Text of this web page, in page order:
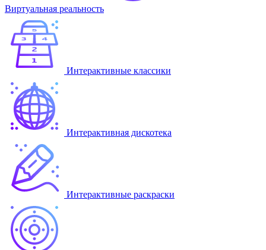
Виртуальная реальность
Интерактивные классики
Интерактивная дискотека
Интерактивные раскраски